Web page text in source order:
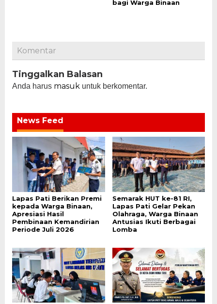
bagi Warga Binaan
Komentar
Tinggalkan Balasan
Anda harus masuk untuk berkomentar.
News Feed
Lapas Pati Berikan Premi
kepada Warga Binaan,
Apresiasi Hasil
Pembinaan Kemandirian
Periode Juli 2026
Semarak HUT ke-81 RI,
Lapas Pati Gelar Pekan
Olahraga, Warga Binaan
Antusias Ikuti Berbagai
Lomba